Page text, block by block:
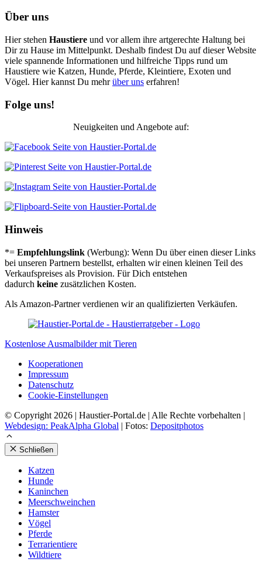
Über uns
Hier stehen Haustiere und vor allem ihre artgerechte Haltung bei
Dir zu Hause im Mittelpunkt. Deshalb findest Du auf dieser Website
viele spannende Informationen und hilfreiche Tipps rund um
Haustiere wie Katzen, Hunde, Pferde, Kleintiere, Exoten und
Vögel. Hier kannst Du mehrüber uns erfahren!
Folge uns!
Neuigkeiten und Angebote auf:
Hinweis
*= Empfehlungslink (Werbung): Wenn Du über einen dieser Links
bei unseren Partnern bestellst, erhalten wir einen kleinen Teil des
Verkaufspreises als Provision. Für Dich entstehen
dadurch keine zusätzlichen Kosten.
Als Amazon-Partner verdienen wir an qualifizierten Verkäufen.
Kostenlose Ausmalbilder mit Tieren
Koope­ra­tio­nen
Impres­sum
Daten­schutz
Coo­kie-Ein­stel­lun­gen
© Copyright 2026 | Haustier-Portal.de | Alle Rechte vorbehalten |
Webdesign: PeakAlpha Global | Fotos: Depositphotos
Schließen
Kat­zen
Hun­de
Kanin­chen
Meer­schwein­chen
Hams­ter
Vögel
Pfer­de
Ter­ra­ri­en­tie­re
Wild­tie­re